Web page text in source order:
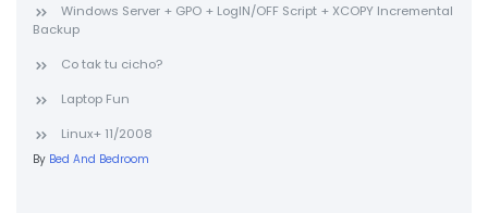
Windows Server + GPO + LogIN/OFF Script + XCOPY Incremental
Backup
Co tak tu cicho?
Laptop Fun
Linux+ 11/2008
By Bed And Bedroom